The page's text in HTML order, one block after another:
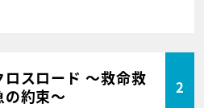
ロスロード ～救命救
の約束～
2